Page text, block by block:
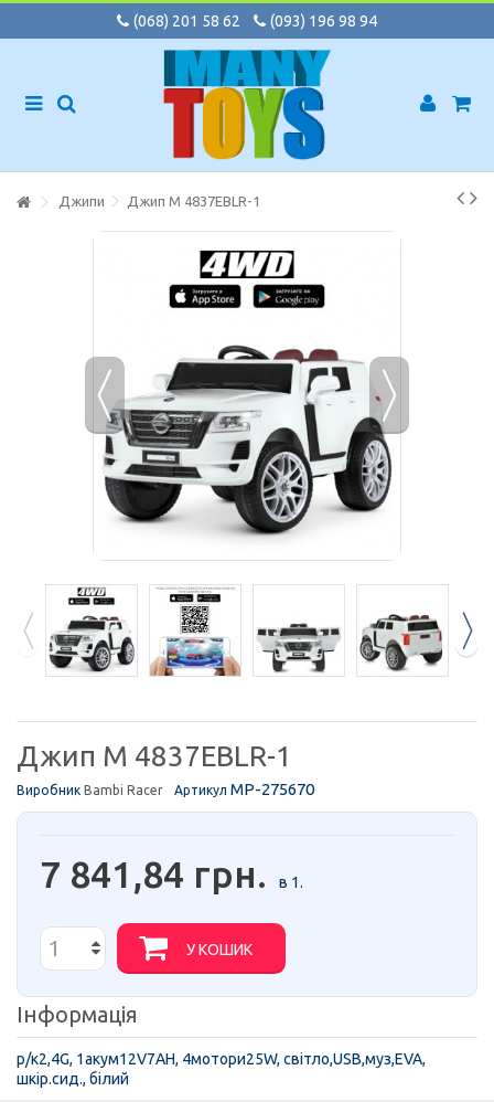
(068) 201 58 62 (093) 196 98 94
Джипи Джип M 4837EBLR-1
Джип M 4837EBLR-1
Виробник Bambi Racer Артикул MP-275670
7 841,84 грн. в 1.
У КОШИК
Інформація
р/к2,4G, 1акум12V7AH, 4мотори25W, світло,USB,муз,EVA,
шкір.сид., білий